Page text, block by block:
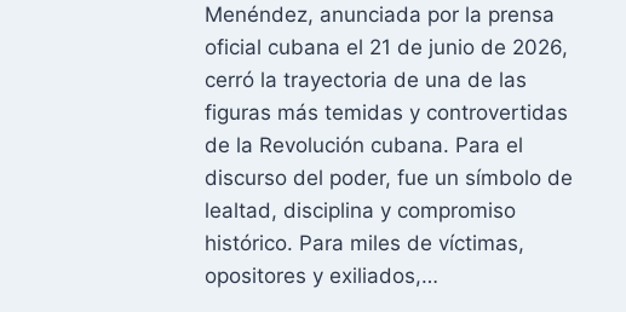
Menéndez, anunciada por la prensa
oficial cubana el 21 de junio de 2026,
cerró la trayectoria de una de las
figuras más temidas y controvertidas
de la Revolución cubana. Para el
discurso del poder, fue un símbolo de
lealtad, disciplina y compromiso
histórico. Para miles de víctimas,
opositores y exiliados,…